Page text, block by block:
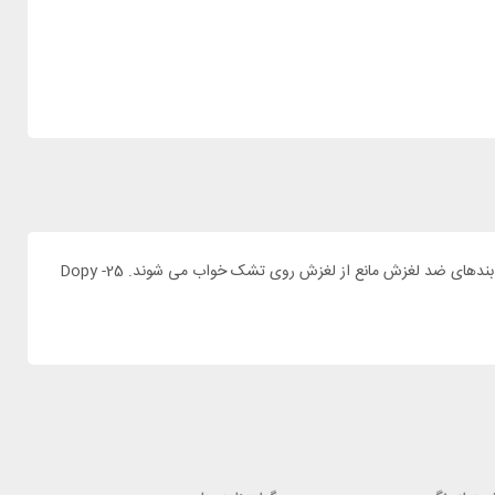
سفرهای چالش بر انگیز شرایط بد آب وهوایی شدید تجهیزات با کیفیت نیاز دارد. کیسه خواب هاسکی مدل Dopy -25°C گزینه مناسبی برای شما خواهد بود. بندهای ضد لغزش مانع از لغزش روی تشک خواب می شوند. Dopy -25